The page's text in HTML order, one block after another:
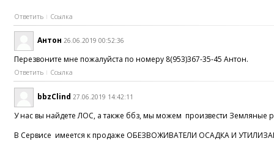
Ответить Ссылка
Антон 26.06.2019 00:52:36
Перезвоните мне пожалуйста по номеру 8(953)367-35-45 Антон.
Ответить Ссылка
bbzClind 27.06.2019 14:42:11
У нас вы найдете ЛОС, а также ббз, мы можем произвести Земляные
В Сервисе имеется к продаже ОБЕЗВОЖИВАТЕЛИ ОСАДКА И